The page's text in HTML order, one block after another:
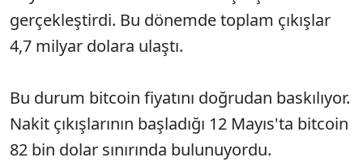
gerçekleştirdi. Bu dönemde toplam çıkışlar
4,7 milyar dolara ulaştı.
Bu durum bitcoin fiyatını doğrudan baskılıyor.
Nakit çıkışlarının başladığı 12 Mayıs'ta bitcoin
82 bin dolar sınırında bulunuyordu.